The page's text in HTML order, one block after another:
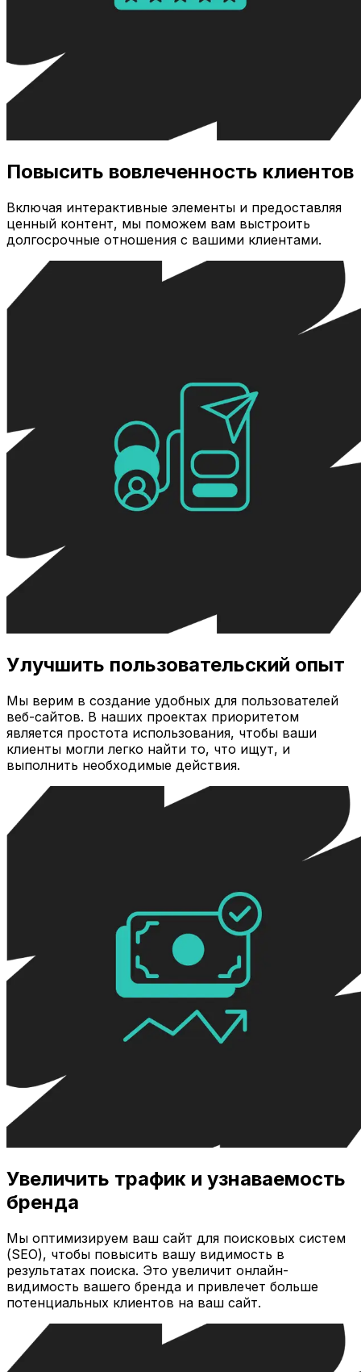
Повысить вовлеченность клиентов
Включая интерактивные элементы и предоставляя
ценный контент, мы поможем вам выстроить
долгосрочные отношения с вашими клиентами.
Улучшить пользовательский опыт
Мы верим в создание удобных для пользователей
веб-сайтов. В наших проектах приоритетом
является простота использования, чтобы ваши
клиенты могли легко найти то, что ищут, и
выполнить необходимые действия.
Увеличить трафик и узнаваемость
бренда
Мы оптимизируем ваш сайт для поисковых систем
(SEO), чтобы повысить вашу видимость в
результатах поиска. Это увеличит онлайн-
видимость вашего бренда и привлечет больше
потенциальных клиентов на ваш сайт.